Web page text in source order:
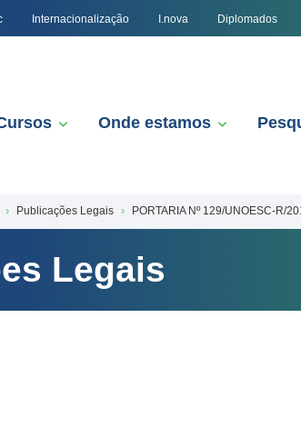
Internacionalização I.nova Diplomados
Onde estamos
Publicações Legais PORTARIA Nº 129/UNOESC-R/
Legais